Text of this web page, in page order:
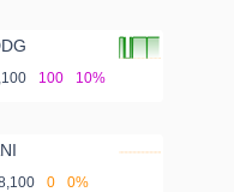
100 10%
0 0%